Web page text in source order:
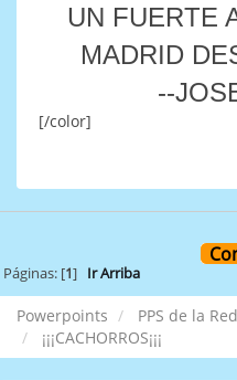
UN FUERTE
MADRID
--
[/color]
Páginas: [1] Ir Arriba
Powerpoints PPS de la Red
¡¡¡CACHORROS¡¡¡